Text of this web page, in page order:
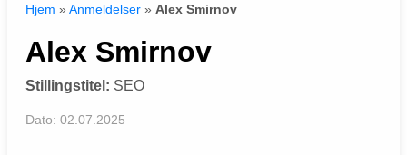
Hjem » Anmeldelser » Alex Smirnov
Alex Smirnov
Stillingstitel: SEO
Dato: 02.07.2025